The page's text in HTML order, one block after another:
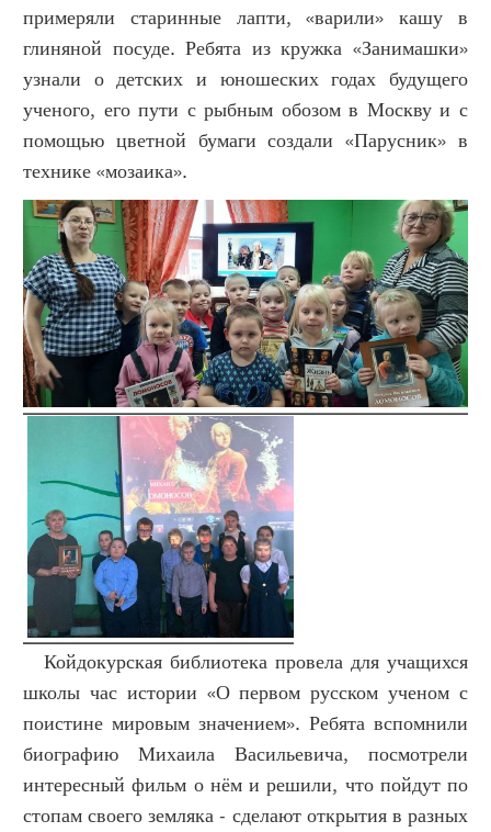
примеряли старинные лапти, «варили» кашу в
глиняной посуде. Ребята из кружка «Занимашки»
узнали о детских и юношеских годах будущего
ученого, его пути с рыбным обозом в Москву и с
помощью цветной бумаги создали «Парусник» в
технике «мозаика».
Койдокурская библиотека провела для учащихся
школы час истории «О первом русском ученом с
поистине мировым значением». Ребята вспомнили
биографию Михаила Васильевича, посмотрели
интересный фильм о нём и решили, что пойдут по
стопам своего земляка - сделают открытия в разных